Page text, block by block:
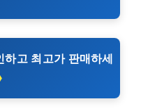
고 최고가 판매하세